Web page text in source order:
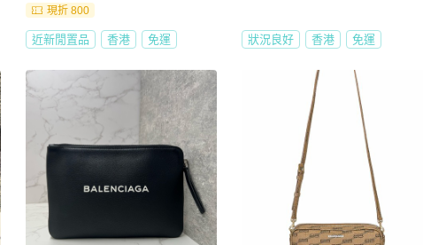
現折 800
近新閒置品 香港 免運 狀況良好 香港 免運